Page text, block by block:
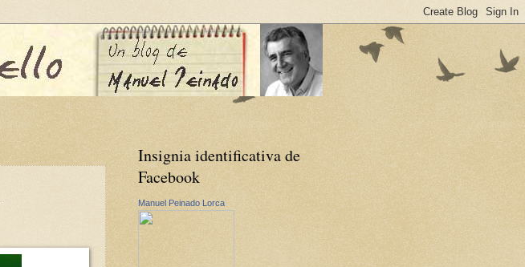
Insignia identificativa de
Facebook
Manuel Peinado Lorca